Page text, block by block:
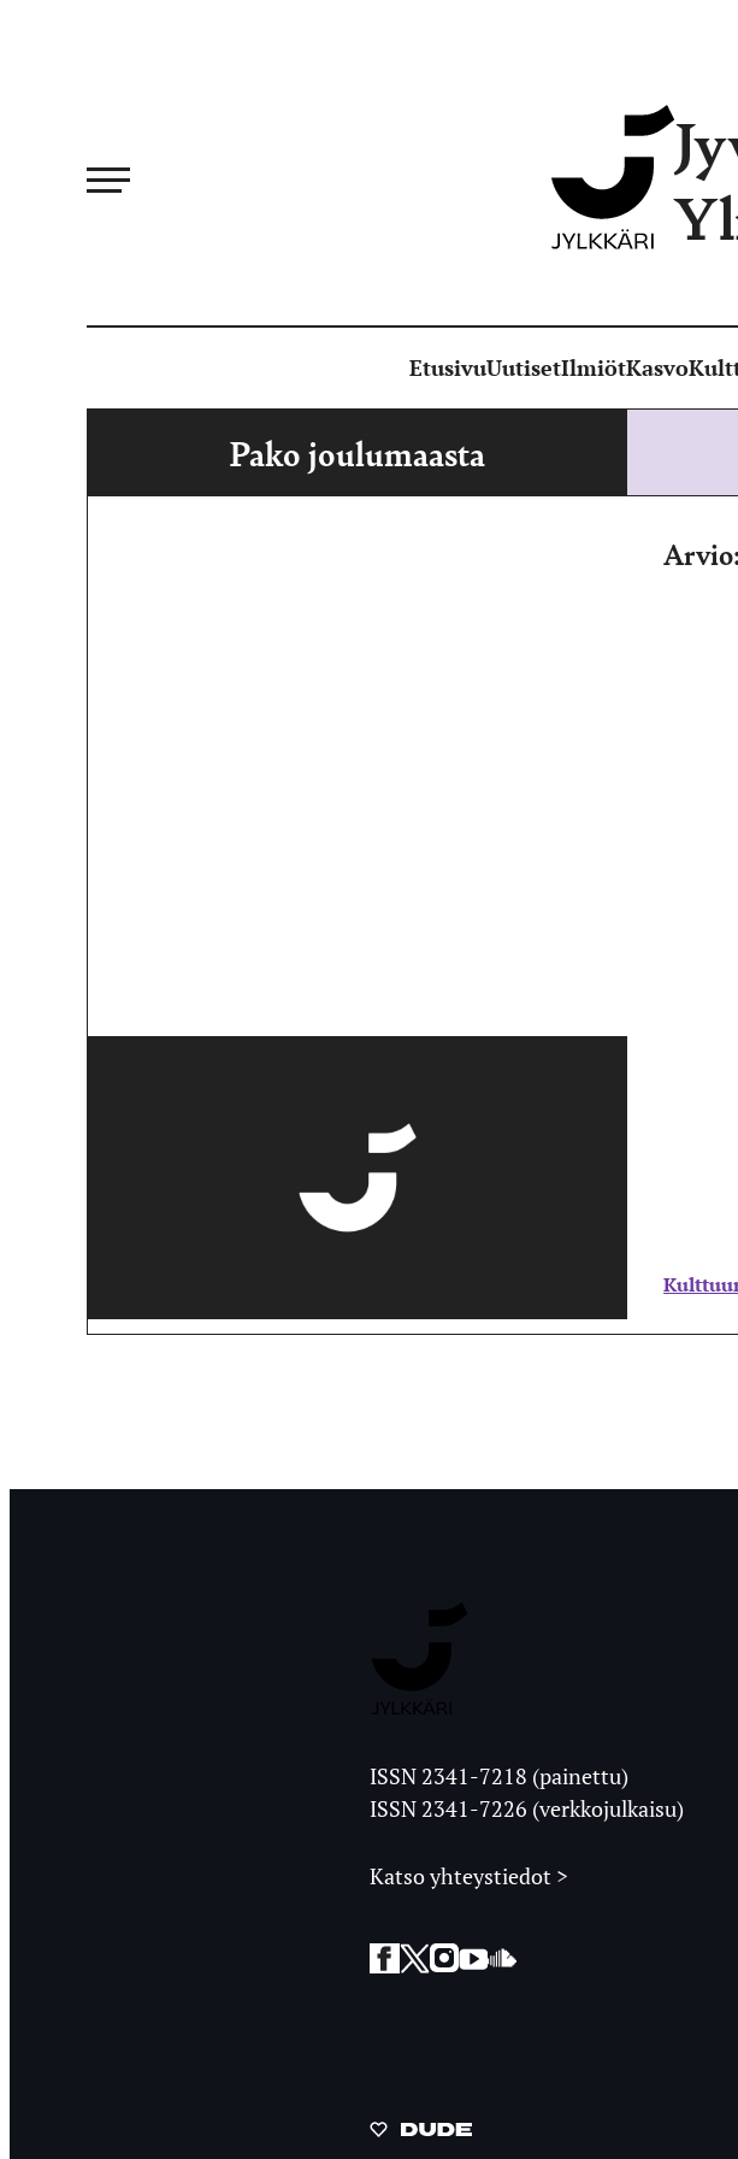
EtusivuUutisetIlmiötKasvo
Pako joulumaasta
Ylioppilaslehti
ISSN 2341-7218 (painettu)
ISSN 2341-7226 (verkkojulkaisu)
Katso yhteystiedot >
Facebook
Twitter
Instagram
YouTubeSoundCloud